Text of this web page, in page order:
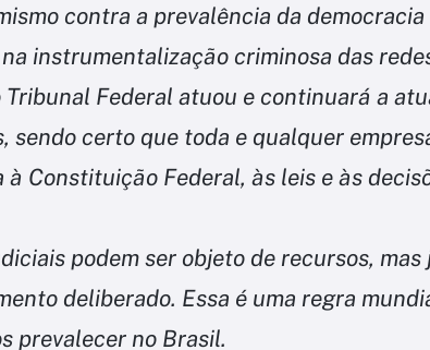
contra a prevalência da
instrumentalização criminosa das
Tribunal Federal atuou e continuará a
sendo certo que toda e qualquer
à Constituição Federal, às leis e às
podem ser objeto de recursos, mas
deliberado. Essa é uma regra
prevalecer no Brasil.